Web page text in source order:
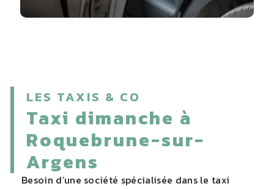
LES TAXIS & CO
taxi dimanche à
Roquebrune-sur-
Argens
Besoin d’une société spécialisée dans le taxi